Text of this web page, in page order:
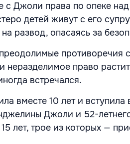
с Джоли права по опеке
детей живут с его
развод, опасаясь за
противоречия
неразделимое право
встречался.
вместе 10 лет и вступила
Джоли и 52-
лет, трое из которых —